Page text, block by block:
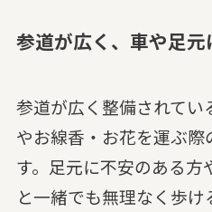
参道が広く、車や足元
参道が広く整備されてい
やお線香・お花を運ぶ際
す。足元に不安のある
と一緒でも無理なく歩